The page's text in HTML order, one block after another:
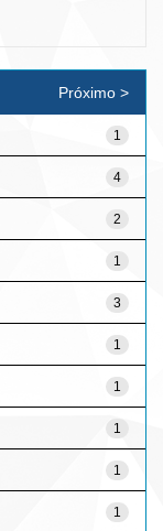
Próximo >
1
4
2
1
3
1
1
1
1
1